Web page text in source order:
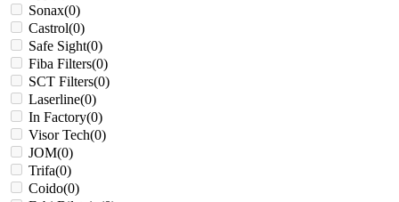
Sonax(0)
Castrol(0)
Safe Sight(0)
Fiba Filters(0)
SCT Filters(0)
Laserline(0)
In Factory(0)
Visor Tech(0)
JOM(0)
Trifa(0)
Coido(0)